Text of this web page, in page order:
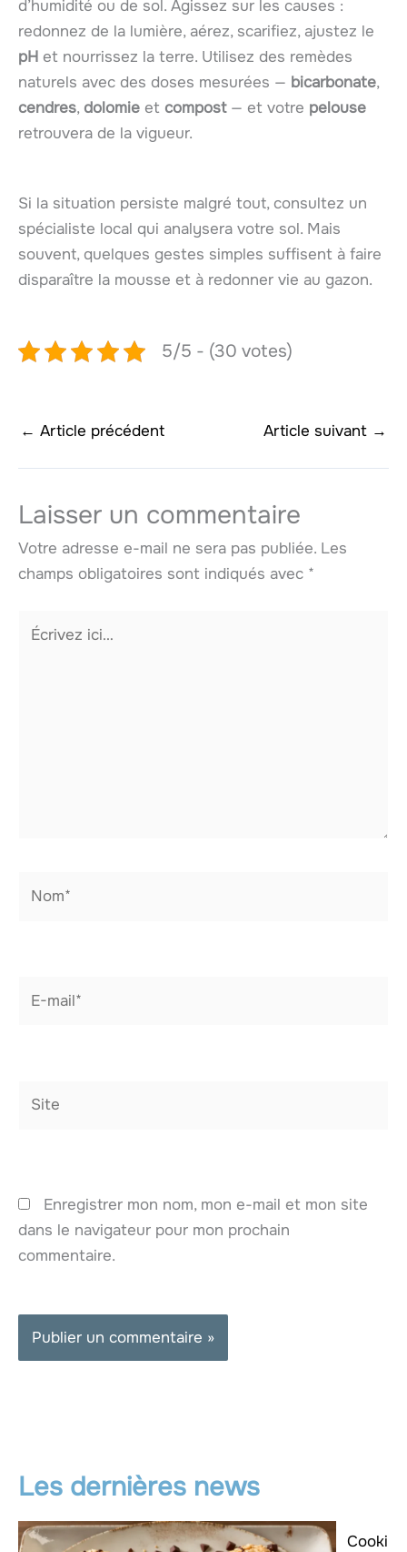
d’humidité ou de sol. Agissez sur les causes :
redonnez de la lumière, aérez, scarifiez, ajustez le
pH et nourrissez la terre. Utilisez des remèdes
naturels avec des doses mesurées — bicarbonate,
cendres, dolomie et compost— et votre pelouse
retrouvera de la vigueur.
Si la situation persiste malgré tout, consultez un
spécialiste local qui analysera votre sol. Mais
souvent, quelques gestes simples suffisent à faire
disparaître la mousse et à redonner vie au gazon.
5/5 - (30 votes)
← Article précédent Article suivant →
Laisser un commentaire
Votre adresse e-mail ne sera pas publiée. Les
champs obligatoires sont indiqués avec *
Écrivez
mail*
Enregistrer mon nom, mon e-mail et mon site
dans le navigateur pour mon prochain
commentaire.
Les dernières news
Cooki